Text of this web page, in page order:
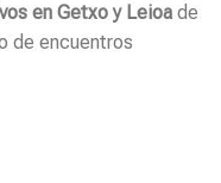
en Getxo y Leioa de
de encuentros